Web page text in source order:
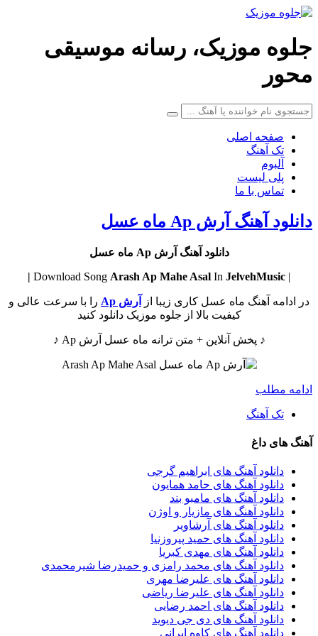
جلوه موزیک، رسانه موسیقی
محور
صفحه اصلی
تک آهنگ
آلبوم
پلی لیست
تماس با ما
دانلود آهنگ آرش Ap ماه عسل
دانلود آهنگ آرش Ap ماه عسل
| Download Song
Arash Ap Mahe Asal In JelvehMusic |
در ادامه آهنگ ماه عسل کاری زیبا از آرش Ap
را با سرعت عالی و
کیفیت بالا از جلوه موزیک دانلود کنید
♪ پخش آنلاین + متن ترانه ماه عسل آرش Ap ♪
ادامه مطلب
تک آهنگ
آهنگ های داغ
دانلود آهنگ های ابراهیم گرجی
دانلود آهنگ های حامد همایون
دانلود آهنگ های مامبو بند
دانلود آهنگ های مازیار و اوژن
دانلود آهنگ های آرشاویر
دانلود آهنگ های حمید پیروزنیا
دانلود آهنگ های مهدی کبریا
دانلود آهنگ های محمد رامزی و حمیدرضا شیرمحمدی
دانلود آهنگ های علیرضا مهری
دانلود آهنگ های علیرضا ریاضی
دانلود آهنگ های احمد رضایی
دانلود آهنگ های دی جی دیوید
دانلود آهنگ های کاوه ایرانی